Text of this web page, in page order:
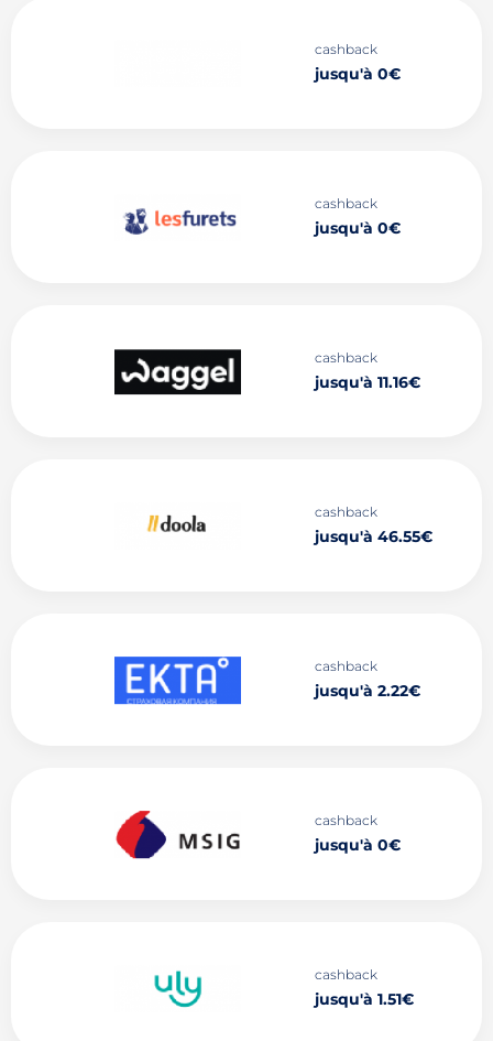
cashback
jusqu'à 0€
cashback
jusqu'à 0€
cashback
jusqu'à 11.16€
cashback
jusqu'à 46.55€
cashback
jusqu'à 2.22€
cashback
jusqu'à 0€
cashback
jusqu'à 1.51€